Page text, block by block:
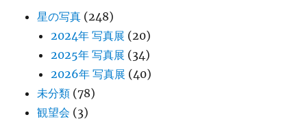
ー
ジ
送
星の写真 (248)
2024年 写真展 (20)
2025年 写真展 (34)
2026年 写真展 (40)
未分類 (78)
観望会 (3)